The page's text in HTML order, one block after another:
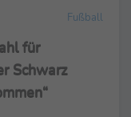
Fußball
für
Schwarz